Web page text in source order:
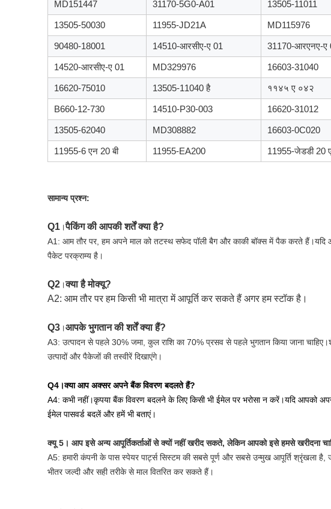
MD151447 31170-5G0-A01 13505-11011
13505-50030 11955-JD21A MD115976
90480-18001 14510-आरसीए-ए 01 31170-आरएनए-ए
14520-आरसीए-ए 01 MD329976 16603-31040
16620-75010 13505-11040 है ११४५ ए ०४२
B660-12-730 14510-P30-003 16620-31012
13505-62040 MD308882 16603-0C020
11955-6 एन 20 बी 11955-EA200 11955-जेडडी 20
सामान्य प्रश्न:
Q1 ।पैकिंग की आपकी शर्तें क्या है?
A1: आम तौर पर, हम अपने माल को तटस्थ सफेद पॉली बैग और काकी बॉक्स में पैक करते हैं।यदि
पैकेट परक्राम्य है।
Q2 ।क्या है मोक्यू?
A2: आम तौर पर हम किसी भी मात्रा में आपूर्ति कर सकते हैं अगर हम स्टॉक है।
Q3 ।आपके भुगतान की शर्तें क्या हैं?
A3: उत्पादन से पहले 30% जमा, कुल राशि का 70% प्रसव से पहले भुगतान किया जाना चाहिए।
उत्पादों और पैकेजों की तस्वीरें दिखाएंगे।
Q4।क्या आप अक्सर अपने बैंक विवरण बदलते हैं?
A4: कभी नहीं।कृपया बैंक विवरण बदलने के लिए किसी भी ईमेल पर भरोसा न करें।यदि आपको
ईमेल पासवर्ड बदलें और हमें भी बताएं।
क्यू 5। आप इसे अन्य आपूर्तिकर्ताओं से क्यों नहीं खरीद सकते, लेकिन आपको इसे हमसे खरीदना
A5: हमारी कंपनी के पास स्पेयर पार्ट्स सिस्टम की सबसे पूर्ण और सबसे उन्मुख आपूर्ति श्रृंखला है,
भीतर जल्दी और सही तरीके से माल वितरित कर सकते हैं।